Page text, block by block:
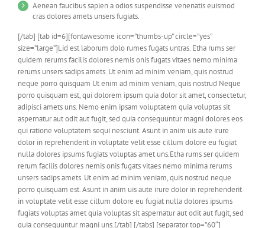
Aenean faucibus sapien a odios suspendisse venenatis euismod
cras dolores amets unsers fugiats.
[/tab] [tab id=6][fontawesome icon=”thumbs-up” circle=”yes”
size=”large”]Lid est laborum dolo rumes fugats untras. Etha rums ser
quidem rerums facilis dolores nemis onis fugats vitaes nemo minima
rerums unsers sadips amets. Ut enim ad minim veniam, quis nostrud
neque porro quisquam Ut enim ad minim veniam, quis nostrud Neque
porro quisquam est, qui dolorem ipsum quia dolor sit amet, consectetur,
adipisci amets uns. Nemo enim ipsam voluptatem quia voluptas sit
aspernatur aut odit aut fugit, sed quia consequuntur magni dolores eos
qui ratione voluptatem sequi nesciunt. Asunt in anim uis aute irure
dolor in reprehenderit in voluptate velit esse cillum dolore eu fugiat
nulla dolores ipsums fugiats voluptas amet uns.Etha rums ser quidem
rerum facilis dolores nemis onis fugats vitaes nemo minima rerums
unsers sadips amets. Ut enim ad minim veniam, quis nostrud neque
porro quisquam est. Asunt in anim uis aute irure dolor in reprehenderit
in voluptate velit esse cillum dolore eu fugiat nulla dolores ipsums
fugiats voluptas amet quia voluptas sit aspernatur aut odit aut fugit, sed
quia consequuntur magni uns.[/tab] [/tabs] [separator top=”60″]